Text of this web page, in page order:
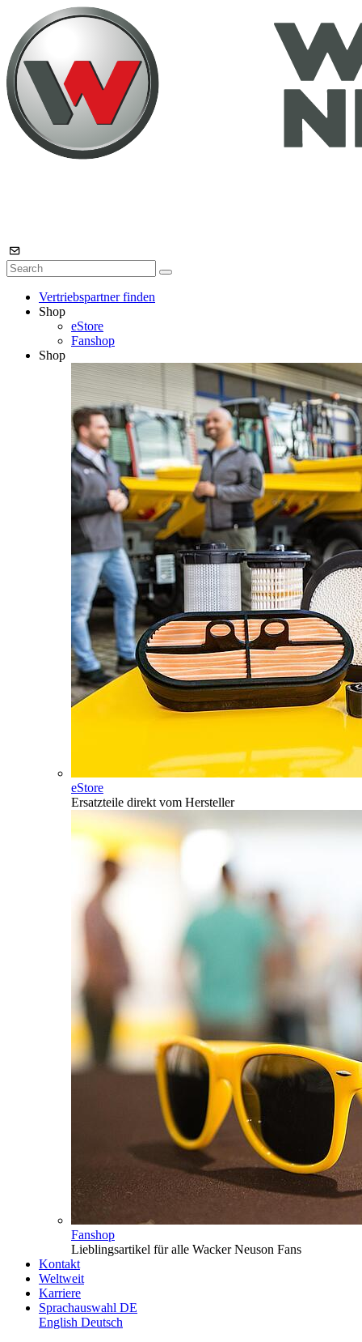
Vertriebspartner finden
Shop
eStore
Fanshop
Shop
eStore
Ersatzteile direkt vom Hersteller
Fanshop
Lieblingsartikel für alle Wacker Neuson Fans
Kontakt
Weltweit
Karriere
Sprachauswahl DE
English Deutsch